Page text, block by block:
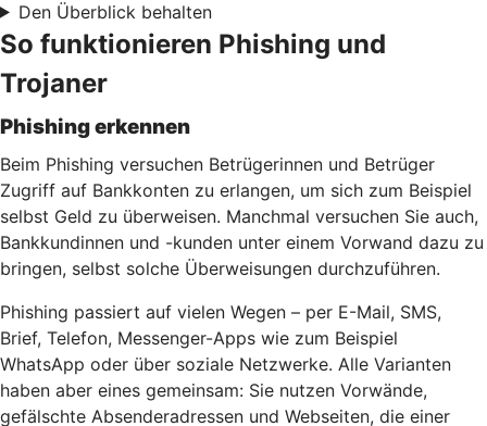
Den Überblick behalten
So funktionieren Phishing und
Trojaner
Phishing erkennen
Beim Phishing versuchen Betrügerinnen und Betrüger
Zugriff auf Bankkonten zu erlangen, um sich zum Beispiel
selbst Geld zu überweisen. Manchmal versuchen Sie auch,
Bankkundinnen und -kunden unter einem Vorwand dazu zu
bringen, selbst solche Überweisungen durchzuführen.
Phishing passiert auf vielen Wegen – per E-Mail, SMS,
Brief, Telefon, Messenger-Apps wie zum Beispiel
WhatsApp oder über soziale Netzwerke. Alle Varianten
haben aber eines gemeinsam: Sie nutzen Vorwände,
gefälschte Absenderadressen und Webseiten, die einer